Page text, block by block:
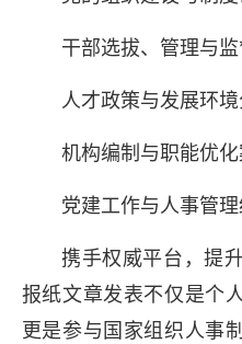
干部选拔、管理与监
人才政策与发展环境
机构编制与职能优化
党建工作与人事管理
携手权威平台，提
报纸文章发表不仅是个
更是参与国家组织人事